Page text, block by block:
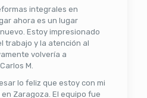
integrales en
ahora es un lugar
Estoy impresionado
trabajo y la atención al
volvería a
M.
lo feliz que estoy con mi
Zaragoza. El equipo fue